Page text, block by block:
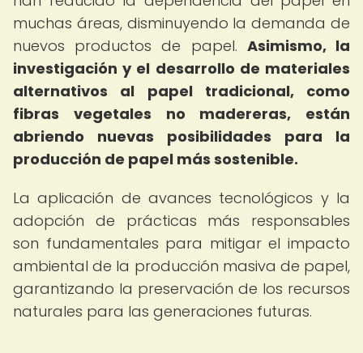
muchas áreas, disminuyendo la demanda de
nuevos productos de papel. Asimismo, la
investigación y el desarrollo de materiales
alternativos al papel tradicional, como
fibras vegetales no madereras, están
abriendo nuevas posibilidades para la
producción de papel más sostenible.
La aplicación de avances tecnológicos y la
adopción de prácticas más responsables
son fundamentales para mitigar el impacto
ambiental de la producción masiva de papel,
garantizando la preservación de los recursos
naturales para las generaciones futuras.